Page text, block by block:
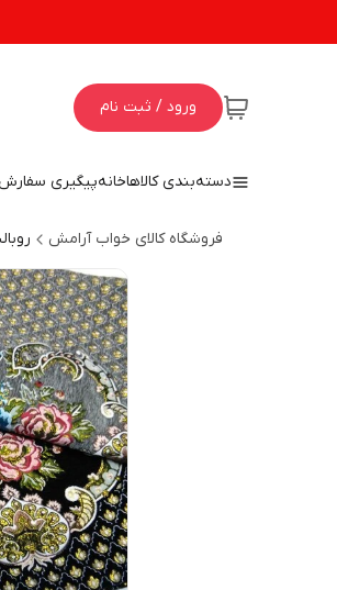
ورود / ثبت نام
دسته‌بندی کالاهاخانهپیگیری
فروشگاه کالای خواب آرامش